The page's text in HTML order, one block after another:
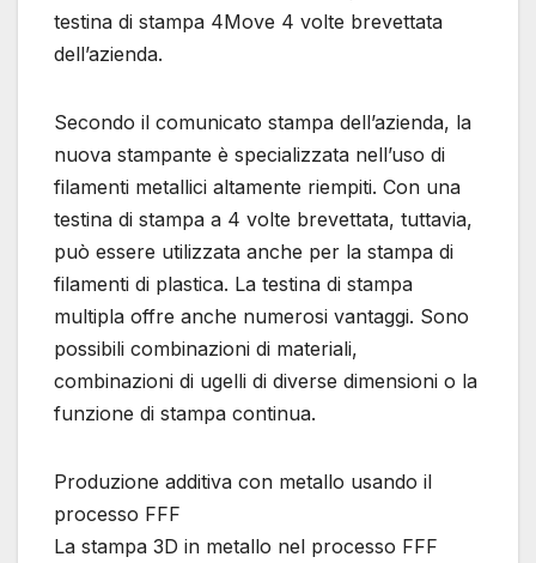
testina di stampa 4Move 4 volte brevettata
dell’azienda.
Secondo il comunicato stampa dell’azienda, la
nuova stampante è specializzata nell’uso di
filamenti metallici altamente riempiti. Con una
testina di stampa a 4 volte brevettata, tuttavia,
può essere utilizzata anche per la stampa di
filamenti di plastica. La testina di stampa
multipla offre anche numerosi vantaggi. Sono
possibili combinazioni di materiali,
combinazioni di ugelli di diverse dimensioni o la
funzione di stampa continua.
Produzione additiva con metallo usando il
processo FFF
La stampa 3D in metallo nel processo FFF